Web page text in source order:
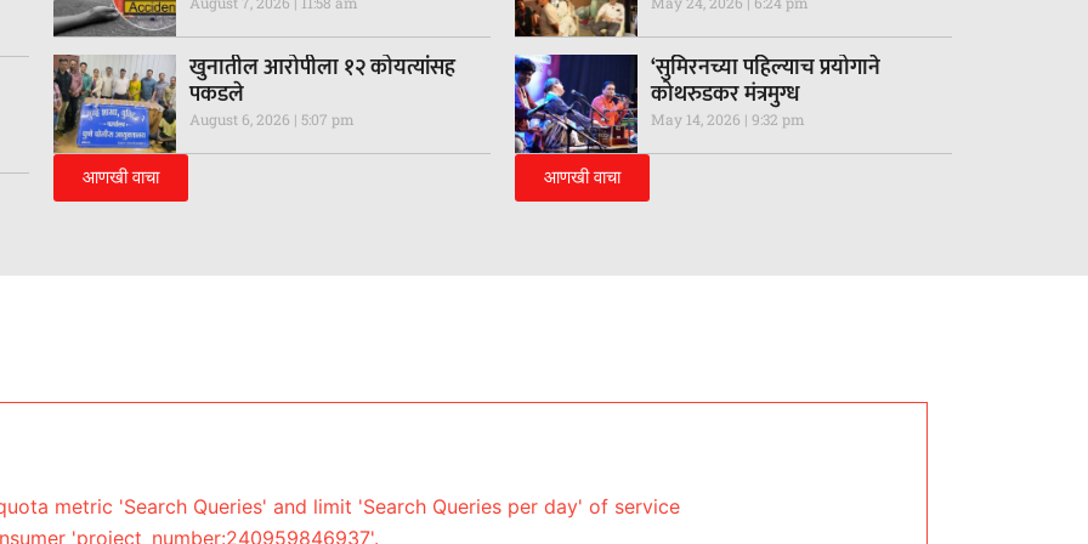
खुनातील आरोपीला १२ कोयत्यांसह
पकडले
August 6, 2026 5:07 pm
आणखी वाचा
‘सुमिरनच्या पहिल्याच प्रयोगाने
कोथरुडकर मंत्रमुग्ध
May 14, 2026 9:32 pm
आणखी वाचा
metric 'Search Queries' and limit 'Search Queries per day' of service
'project_number:240959846937'.